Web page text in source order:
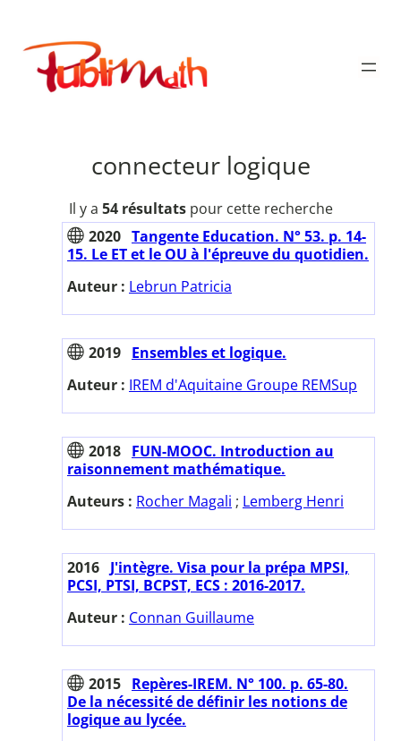
contenu
Publimath
connecteur logique
Il y a 54 résultatspour cette recherche
2020 Tangente Education. N° 53. p. 14-
15. Le ET et le OU à l'épreuve du quotidien.
Auteur : Lebrun Patricia
2019 Ensembles et logique.
Auteur : IREM d'Aquitaine Groupe REMSup
2018 FUN-MOOC. Introduction au
raisonnement mathématique.
Auteurs : Rocher Magali ; Lemberg Henri
2016 J'intègre. Visa pour la prépa MPSI,
PCSI, PTSI, BCPST, ECS : 2016-2017.
Auteur : Connan Guillaume
2015 Repères-IREM. N° 100. p. 65-80.
De la nécessité de définir les notions de
logique au lycée.